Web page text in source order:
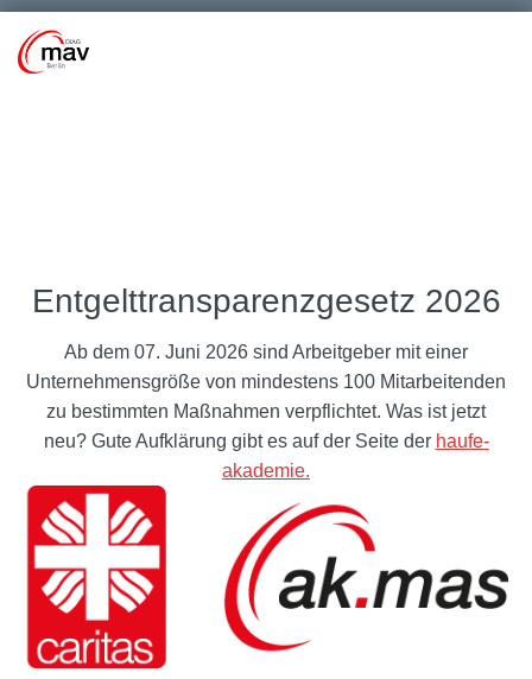
Entgelttransparenzgesetz 2026
Ab dem 07. Juni 2026 sind Arbeitgeber mit einer
Unternehmensgröße von mindestens 100 Mitarbeitenden
zu bestimmten Maßnahmen verpflichtet. Was ist jetzt
neu? Gute Aufklärung gibt es auf der Seite der haufe-
akademie.